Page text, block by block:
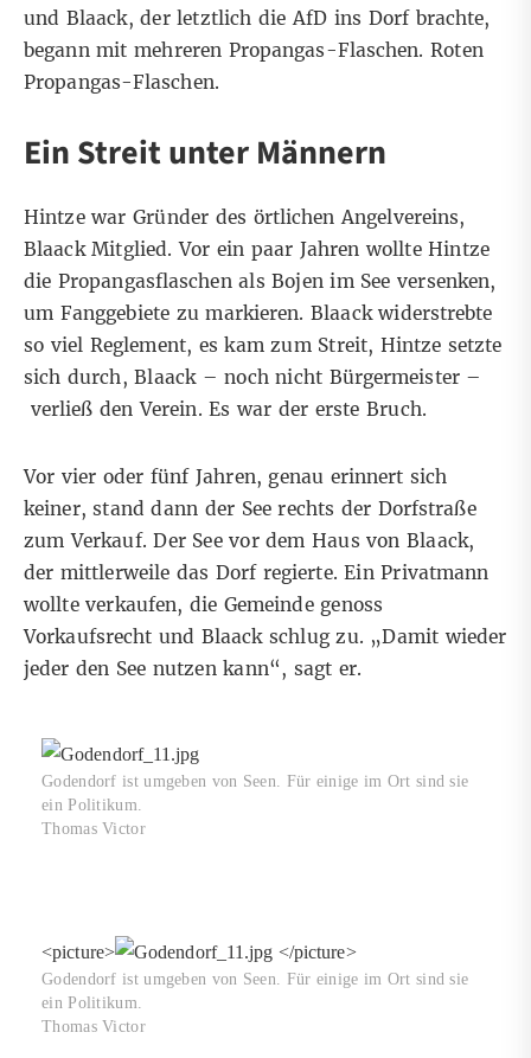
und Blaack, der letztlich die AfD ins Dorf brachte,
begann mit mehreren Propangas-Flaschen. Roten
Propangas-Flaschen.
Ein Streit unter Männern
Hintze war Gründer des örtlichen Angelvereins,
Blaack Mitglied. Vor ein paar Jahren wollte Hintze
die Propangasflaschen als Bojen im See versenken,
um Fanggebiete zu markieren. Blaack widerstrebte
so viel Reglement, es kam zum Streit, Hintze setzte
sich durch, Blaack – noch nicht Bürgermeister –
verließ den Verein. Es war der erste Bruch.
Vor vier oder fünf Jahren, genau erinnert sich
keiner, stand dann der See rechts der Dorfstraße
zum Verkauf. Der See vor dem Haus von Blaack,
der mittlerweile das Dorf regierte. Ein Privatmann
wollte verkaufen, die Gemeinde genoss
Vorkaufsrecht und Blaack schlug zu. „Damit wieder
jeder den See nutzen kann“, sagt er.
Godendorf ist umgeben von Seen. Für einige im Ort sind sie
ein Politikum.
Thomas Victor
<picture> </picture>
Godendorf ist umgeben von Seen. Für einige im Ort sind sie
ein Politikum.
Thomas Victor